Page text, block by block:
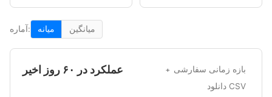
آماره: میانه میانگین
عملکرد در ۶۰ روز اخیر
بازه زمانی سفارشی
دانلود CSV